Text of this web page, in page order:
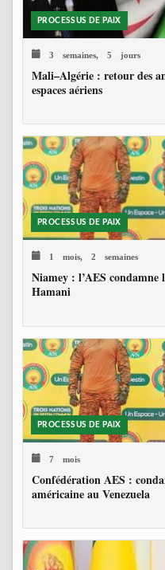
PROCESSUS DE PAIX
3 semaines, 5 jours
Mali–Algérie : retour des
espaces aériens
PROCESSUS DE PAIX
1 mois, 2 semaines
Niamey : l’AES
Hamani
PROCESSUS DE PAIX
7 mois
Confédération AES :
américaine au Venezuela